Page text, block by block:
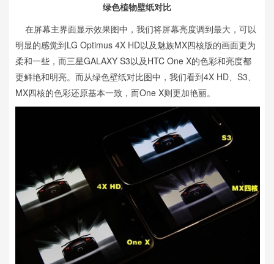
绿色植物壁纸对比
在屏幕主界面显示效果图中，我们将屏幕亮度调到最大，可以
明显的感觉到LG Optimus 4X HD以及魅族MX四核版的画面更为
柔和一些，而三星GALAXY S3以及HTC One X的色彩和亮度都
更鲜艳和明亮。而从绿色壁纸对比图中，我们看到4X HD、S3、
MX四核的色彩还原基本一致，而One X则更加艳丽。